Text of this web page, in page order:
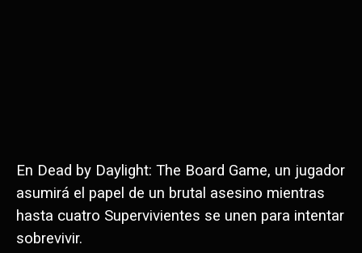
En Dead by Daylight: The Board Game, un jugador
asumirá el papel de un brutal asesino mientras
hasta cuatro Supervivientes se unen para intentar
sobrevivir.